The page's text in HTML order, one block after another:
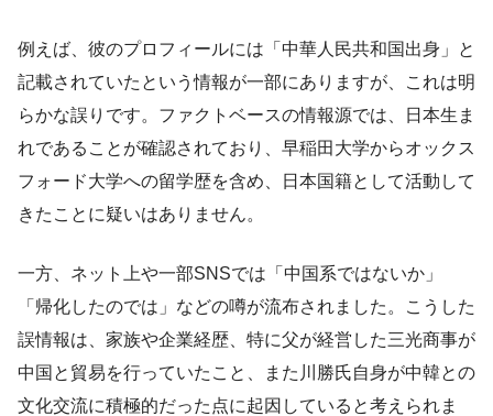
例えば、彼のプロフィールには「中華人民共和国出身」と
記載されていたという情報が一部にありますが、これは明
らかな誤りです。ファクトベースの情報源では、日本生ま
れであることが確認されており、早稲田大学からオックス
フォード大学への留学歴を含め、日本国籍として活動して
きたことに疑いはありません。
一方、ネット上や一部SNSでは「中国系ではないか」
「帰化したのでは」などの噂が流布されました。こうした
誤情報は、家族や企業経歴、特に父が経営した三光商事が
中国と貿易を行っていたこと、また川勝氏自身が中韓との
文化交流に積極的だった点に起因していると考えられま